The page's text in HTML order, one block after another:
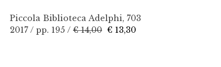
Piccola Biblioteca Adelphi, 703
2017 / pp. 195 / € 14,00 € 13,30